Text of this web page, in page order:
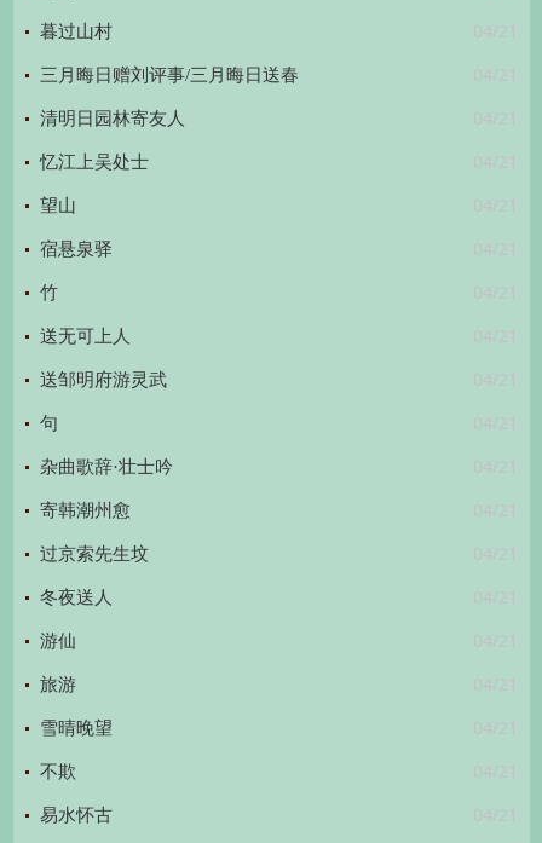
04/21
暮过山村
04/21
三月晦日赠刘评事/三月晦日送春
04/21
清明日园林寄友人
04/21
忆江上吴处士
04/21
望山
04/21
宿悬泉驿
04/21
竹
04/21
送无可上人
04/21
送邹明府游灵武
04/21
句
04/21
杂曲歌辞·壮士吟
04/21
寄韩潮州愈
04/21
过京索先生坟
04/21
冬夜送人
04/21
游仙
04/21
旅游
04/21
雪晴晚望
04/21
不欺
04/21
易水怀古